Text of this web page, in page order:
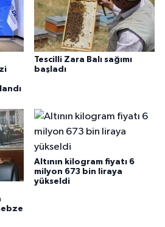
Tescilli Zara Balı sağımı
başladı
Altının kilogram fiyatı 6
milyon 673 bin liraya
yükseldi